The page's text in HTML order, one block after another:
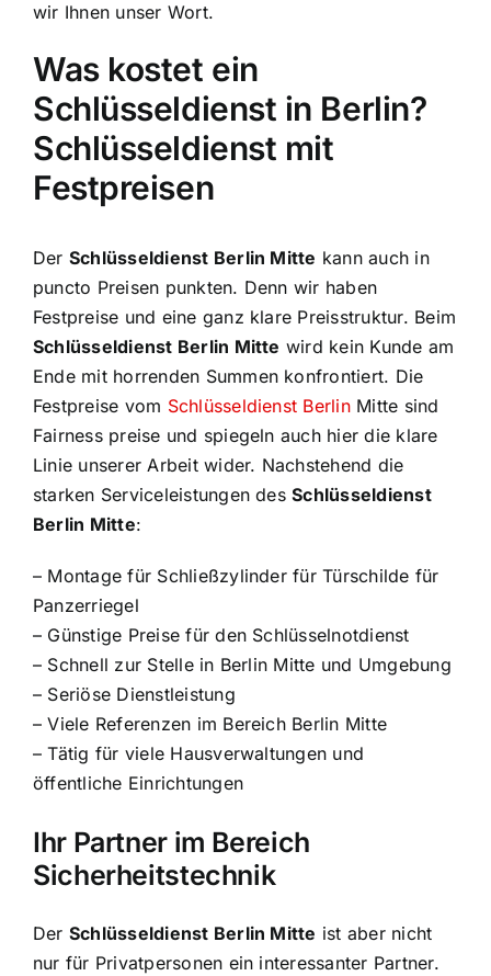
wir Ihnen unser Wort.
Was kostet ein
Schlüsseldienst in Berlin?
Schlüsseldienst mit
Festpreisen
Der Schlüsseldienst Berlin Mitte kann auch in
puncto Preisen punkten. Denn wir haben
Festpreise und eine ganz klare Preisstruktur. Beim
Schlüsseldienst Berlin Mitte wird kein Kunde am
Ende mit horrenden Summen konfrontiert. Die
Festpreise vom Schlüsseldienst BerlinMitte sind
Fairness preise und spiegeln auch hier die klare
Linie unserer Arbeit wider. Nachstehend die
starken Serviceleistungen desSchlüsseldienst
Berlin Mitte:
– Montage für Schließzylinder für Türschilde für
Panzerriegel
– Günstige Preise für den Schlüsselnotdienst
– Schnell zur Stelle in Berlin Mitte und Umgebung
– Seriöse Dienstleistung
– Viele Referenzen im Bereich Berlin Mitte
– Tätig für viele Hausverwaltungen und
öffentliche Einrichtungen
Ihr Partner im Bereich
Sicherheitstechnik
Der Schlüsseldienst Berlin Mitte ist aber nicht
nur für Privatpersonen ein interessanter Partner.